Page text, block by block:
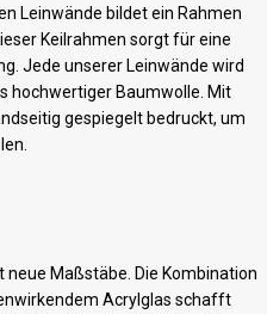
Leinwände bildet ein Rahmen
Keilrahmen sorgt für eine
Jede unserer Leinwände wird
hochwertiger Baumwolle. Mit
gespiegelt bedruckt, um
Maßstäbe. Die Kombination
Acrylglas schafft